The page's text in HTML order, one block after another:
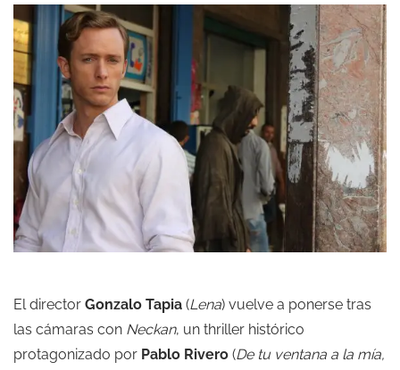
El director Gonzalo Tapia (Lena) vuelve a ponerse tras
las cámaras con Neckan, un thriller histórico
protagonizado por Pablo Rivero (De tu ventana a la mía,